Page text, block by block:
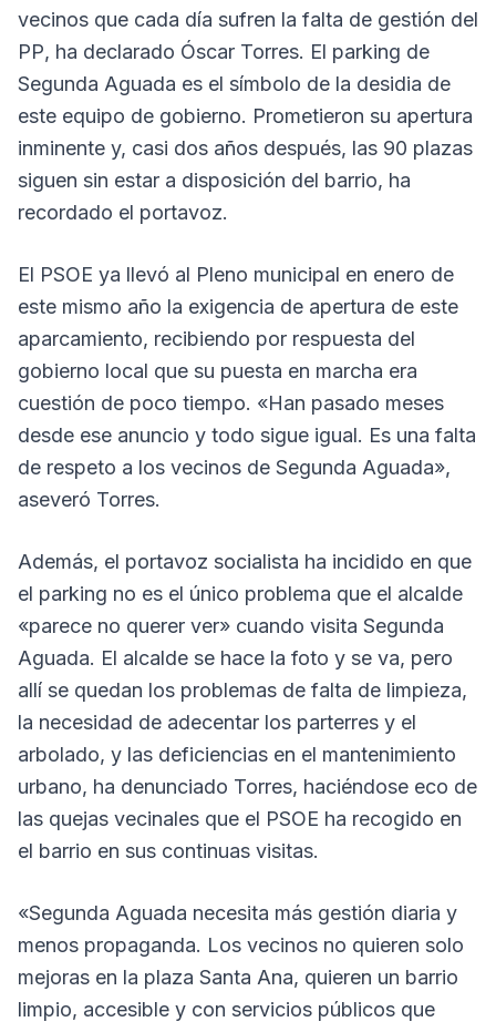
vecinos que cada día sufren la falta de gestión del
PP, ha declarado Óscar Torres. El parking de
Segunda Aguada es el símbolo de la desidia de
este equipo de gobierno. Prometieron su apertura
inminente y, casi dos años después, las 90 plazas
siguen sin estar a disposición del barrio, ha
recordado el portavoz.
El PSOE ya llevó al Pleno municipal en enero de
este mismo año la exigencia de apertura de este
aparcamiento, recibiendo por respuesta del
gobierno local que su puesta en marcha era
cuestión de poco tiempo. «Han pasado meses
desde ese anuncio y todo sigue igual. Es una falta
de respeto a los vecinos de Segunda Aguada»,
aseveró Torres.
Además, el portavoz socialista ha incidido en que
el parking no es el único problema que el alcalde
«parece no querer ver» cuando visita Segunda
Aguada. El alcalde se hace la foto y se va, pero
allí se quedan los problemas de falta de limpieza,
la necesidad de adecentar los parterres y el
arbolado, y las deficiencias en el mantenimiento
urbano, ha denunciado Torres, haciéndose eco de
las quejas vecinales que el PSOE ha recogido en
el barrio en sus continuas visitas.
«Segunda Aguada necesita más gestión diaria y
menos propaganda. Los vecinos no quieren solo
mejoras en la plaza Santa Ana, quieren un barrio
limpio, accesible y con servicios públicos que